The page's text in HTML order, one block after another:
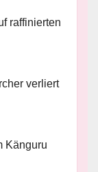
raffinierten
verliert
Känguru